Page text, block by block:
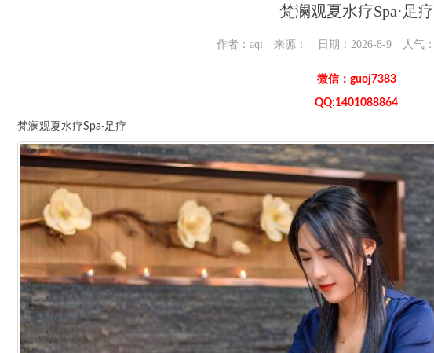
梵澜观夏水疗Spa·足疗
作者：aqi 来源： 日期：2026-8-9 人气：
微信：guoj7383
QQ:1401088864
梵澜观夏水疗Spa·足疗